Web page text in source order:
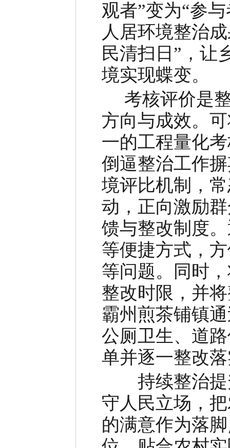
观者”变为“参
人居环境整治
民清扫日”，让
境实现蝶变。
考核评价是整
方向与成效。
一的工程量化
倒逼整治工作
境评比机制，
动，正向激励
馈与整改制度
等便捷方式，
等问题。同时
整改时限，并
霸州煎茶铺镇
公厕卫生、道
单并逐一整改
持续整治提
守人民立场，
的满意作为落